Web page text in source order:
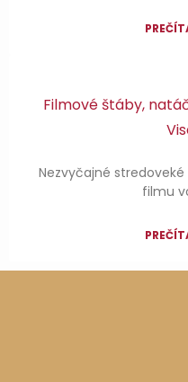
Filmové štáby,
Nezvyčajné
filmu